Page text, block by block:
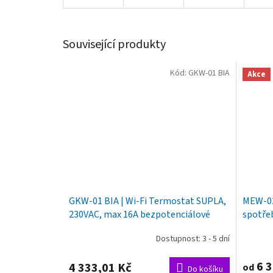
Související produkty
GKW-01 BIA | Wi-Fi Termostat SUPLA,
230VAC, max 16A bezpotenciálové
NTC senzor, bílá barvaDostupnost: 3 - 5 dní
4 333,01 Kč Do košíku
Kód: GKW-01 BIA Akce
MEW-
od6